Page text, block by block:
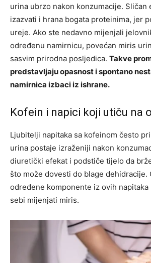
urina ubrzo nakon konzumacije. Sličan
izazvati i hrana bogata proteinima, jer
ureje. Ako ste nedavno mijenjali
određenu namirnicu, povećan miris
sasvim prirodna posljedica. Takve
predstavljaju opasnost i spontano
namirnica izbaci iz ishrane.
Kofein i napici koji utiču na
Ljubitelji napitaka sa kofeinom često
urina postaje izraženiji nakon
diuretički efekat i podstiče tijelo da
što može dovesti do blage dehidracije.
određene komponente iz ovih napitaka
sebi mijenjati miris.